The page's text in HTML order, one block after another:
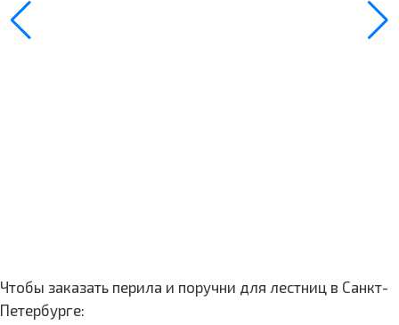
Чтобы заказать перила и поручни для лестниц в Санкт-
Петербурге: